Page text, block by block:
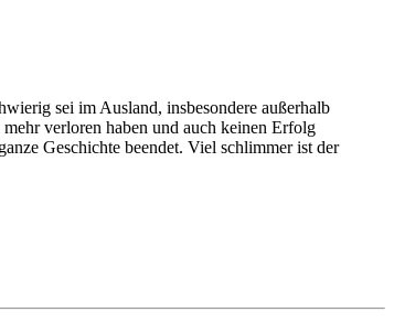
sei im Ausland, insbesondere außerhalb
verloren haben und auch keinen Erfolg
Geschichte beendet. Viel schlimmer ist der